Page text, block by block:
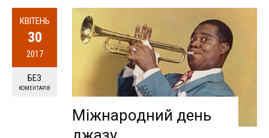
КВІТЕНЬ
30
2017
БЕЗ
КОМЕНТАРІВ
Міжнародний день